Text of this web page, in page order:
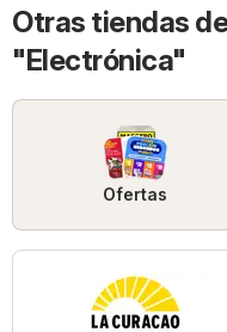
Otras tiendas
"Electrónica"
Ofertas